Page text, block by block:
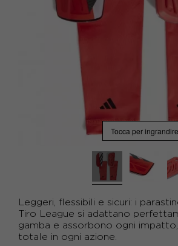
Tocca per ingrandire
Leggeri, flessibili e sicuri: i
Tiro League si adattano
gamba e assorbono ogni
totale in ogni azione.